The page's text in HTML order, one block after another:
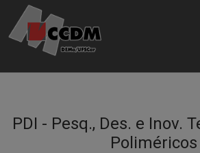
content
PDI - Pesq., Des. e Inov.
Poliméricos